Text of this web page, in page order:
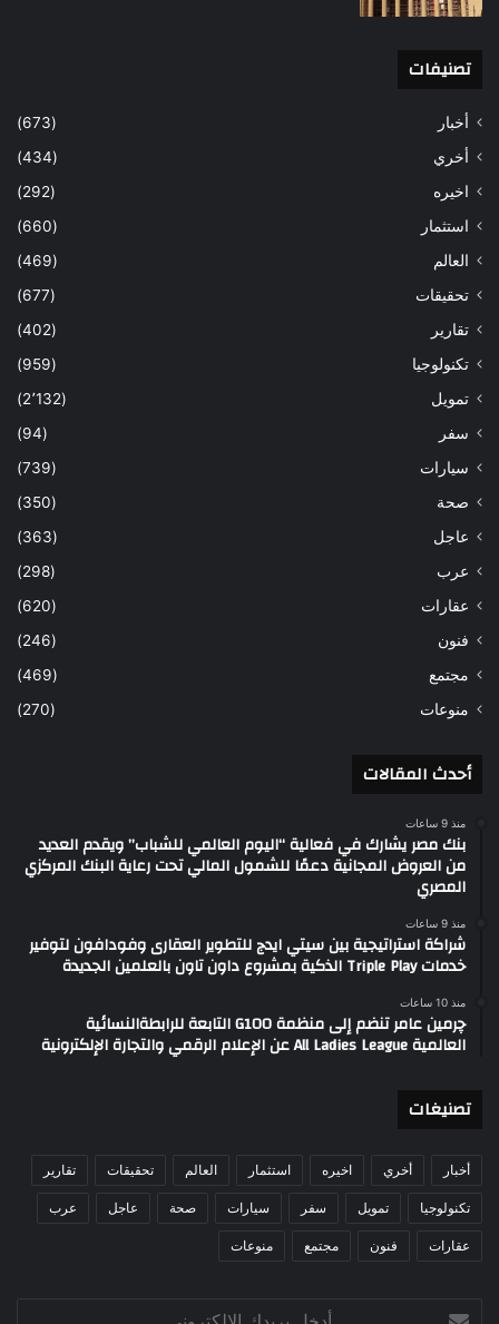
تصنيفات
أخبار
(673)
أخري
(434)
اخيره
(292)
استثمار
(660)
العالم
(469)
تحقيقات
(677)
تقارير
(402)
تكنولوجيا
(959)
تمويل
(2٬132)
سفر
(94)
سيارات
(739)
صحة
(350)
عاجل
(363)
عرب
(298)
عقارات
(620)
فنون
(246)
مجتمع
(469)
منوعات
(270)
أحدث المقالات
منذ 9 ساعات
بنك مصر يشارك في فعالية “اليوم العالمي للشباب” ويقدم العديد
من العروض المجانية دعمًا للشمول المالي تحت رعاية البنك المركزي
المصري
منذ 9 ساعات
شراكة استراتيجية بين سيتي ايدج للتطوير العقارى وفودافون لتوفير
خدمات Triple Play الذكية بمشروع داون تاون بالعلمين الجديدة
منذ 10 ساعات
چرمين عامر تنضم إلى منظمة G100 التابعة للرابطةالنسائية
العالمية All Ladies League عن الإعلام الرقمي والتجارة الإلكترونية
تصنيغات
أخبار أخري اخيره استثمار العالم تحقيقات تقارير
تكنولوجيا تمويل سفر سيارات صحة عاجل عرب
عقارات فنون مجتمع منوعات